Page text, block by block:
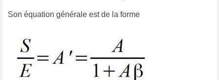
Son équation générale est de la forme